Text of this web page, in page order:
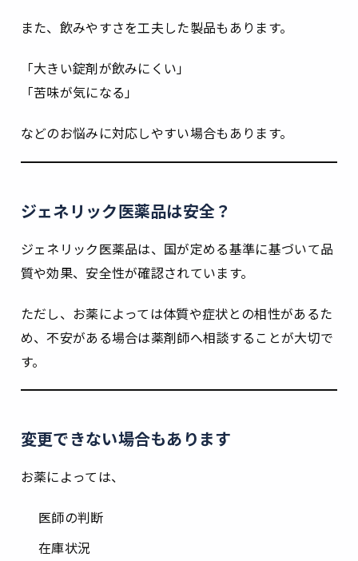
また、飲みやすさを工夫した製品もあります。
「大きい錠剤が飲みにくい」
「苦味が気になる」
などのお悩みに対応しやすい場合もあります。
ジェネリック医薬品は安全？
ジェネリック医薬品は、国が定める基準に基づいて品
質や効果、安全性が確認されています。
ただし、お薬によっては体質や症状との相性があるた
め、不安がある場合は薬剤師へ相談することが大切で
す。
変更できない場合もあります
お薬によっては、
医師の判断
在庫状況